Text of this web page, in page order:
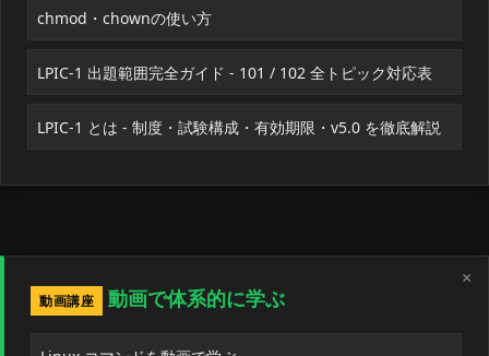
chmod・chownの使い方
LPIC-1 出題範囲完全ガイド - 101 / 102 全トピック対応表
LPIC-1 とは - 制度・試験構成・有効期限・v5.0 を徹底解説
×
動画講座
動画で体系的に学ぶ